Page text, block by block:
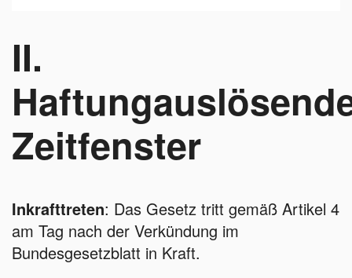
II.
Zeitfenster
Inkrafttreten: Das Gesetz tritt gemäß Artikel 4
am Tag nach der Verkündung im
Bundesgesetzblatt in Kraft.